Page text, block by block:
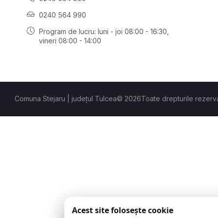
0240 564 990
Program de lucru: luni - joi 08:00 - 16:30,
vineri 08:00 - 14:00
Comuna Stejaru | județul Tulcea© 2026Toate drepturile
Acest site folosește cookie